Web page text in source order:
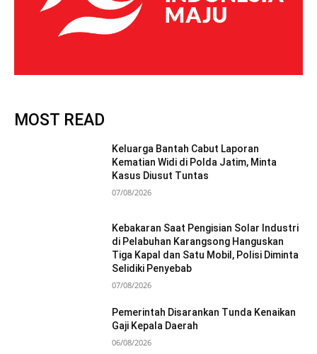
MOST READ
Keluarga Bantah Cabut Laporan
Kematian Widi di Polda Jatim, Minta
Kasus Diusut Tuntas
07/08/2026
Kebakaran Saat Pengisian Solar Industri
di Pelabuhan Karangsong Hanguskan
Tiga Kapal dan Satu Mobil, Polisi Diminta
Selidiki Penyebab
07/08/2026
Pemerintah Disarankan Tunda Kenaikan
Gaji Kepala Daerah
06/08/2026